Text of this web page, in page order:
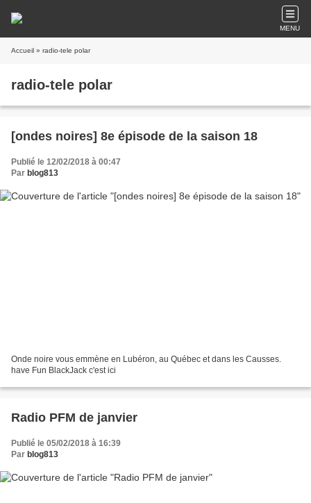
MENU
Accueil » radio-tele polar
radio-tele polar
[ondes noires] 8e épisode de la saison 18
Publié le 12/02/2018 à 00:47
Par blog813
Onde noire vous emmène en Lubéron, au Québec et dans les Causses.
have Fun BlackJack c'est ici
Radio PFM de janvier
Publié le 05/02/2018 à 16:39
Par blog813